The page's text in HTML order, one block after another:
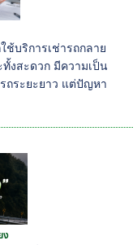
ช้บริการเช่ารถกลาย
ทั้งสะดวก มีความเป็น
ถระยะยาว แต่ปัญหา
ง